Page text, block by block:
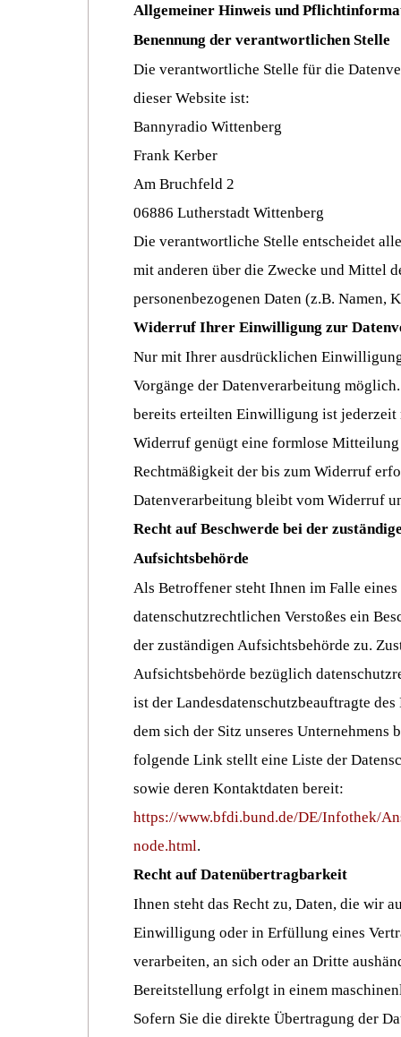
Allgemeiner Hinweis und
Benennung der verantwortlichen Stelle
Die verantwortliche Stelle für die
dieser Website ist:
Bannyradio Wittenberg
Frank Kerber
Am Bruchfeld 2
06886 Lutherstadt Wittenberg
Die verantwortliche Stelle entscheidet
mit anderen über die Zwecke und Mittel
personenbezogenen Daten (z.B. Namen,
Widerruf Ihrer Einwilligung zur
Nur mit Ihrer ausdrücklichen
Vorgänge der Datenverarbeitung
bereits erteilten Einwilligung ist jederzeit
Widerruf genügt eine formlose
Rechtmäßigkeit der bis zum Widerruf
Datenverarbeitung bleibt vom Widerruf
Recht auf Beschwerde bei der
Aufsichtsbehörde
Als Betroffener steht Ihnen im Falle eines
datenschutzrechtlichen Verstoßes ein
der zuständigen Aufsichtsbehörde zu.
Aufsichtsbehörde bezüglich
ist der Landesdatenschutzbeauftragte des
dem sich der Sitz unseres Unternehmens
folgende Link stellt eine Liste der
sowie deren Kontaktdaten bereit:
https://www.bfdi.bund.de/DE/Infothek/
node.html.
Recht auf Datenübertragbarkeit
Ihnen steht das Recht zu, Daten, die wir
Einwilligung oder in Erfüllung eines
verarbeiten, an sich oder an Dritte
Bereitstellung erfolgt in einem
Sofern Sie die direkte Übertragung der